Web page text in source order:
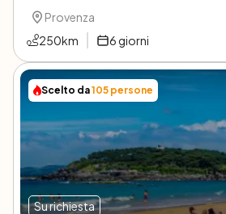
Provenza
250km 6giorni
Scelto da105 persone
Su richiesta